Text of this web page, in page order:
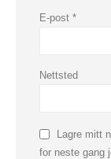
E-post *
Nettsted
Lagre mitt
for neste gang